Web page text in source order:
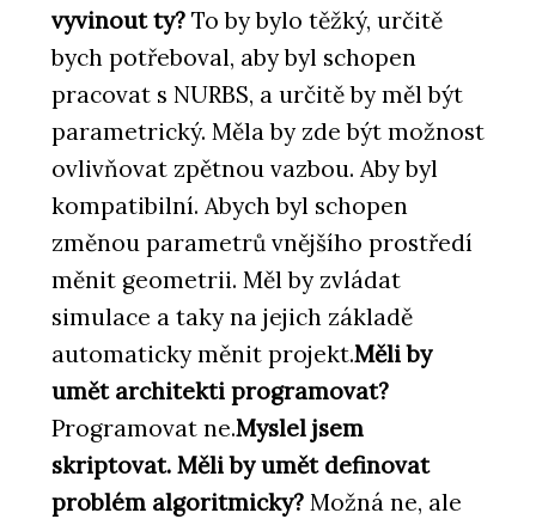
vyvinout ty? To by bylo těžký, určitě
bych potřeboval, aby byl schopen
pracovat s NURBS, a určitě by měl být
parametrický. Měla by zde být možnost
ovlivňovat zpětnou vazbou. Aby byl
kompatibilní. Abych byl schopen
změnou parametrů vnějšího prostředí
měnit geometrii. Měl by zvládat
simulace a taky na jejich základě
automaticky měnit projekt.Měli by
umět architekti programovat?
Programovat ne.Myslel jsem
skriptovat. Měli by umět definovat
problém algoritmicky? Možná ne, ale